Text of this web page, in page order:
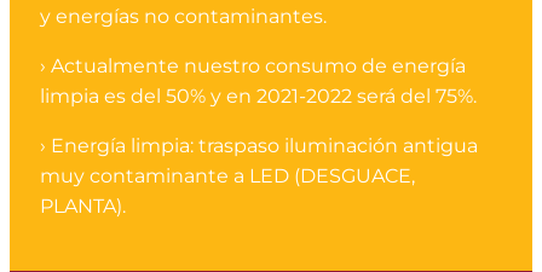
y energías no contaminantes.
› Actualmente nuestro consumo de energía
limpia es del 50% y en 2021-2022 será del 75%.
› Energía limpia: traspaso iluminación antigua
muy contaminante a LED (DESGUACE,
PLANTA).